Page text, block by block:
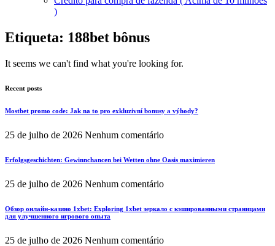
)
Etiqueta: 188bet bônus
It seems we can't find what you're looking for.
Recent posts
Mostbet promo code: Jak na to pro exkluzivní bonusy a výhody?
25 de julho de 2026 Nenhum comentário
Erfolgsgeschichten: Gewinnchancen bei Wetten ohne Oasis maximieren
25 de julho de 2026 Nenhum comentário
Обзор онлайн-казино 1xbet: Exploring 1xbet зеркало с кэшированными страницами
для улучшенного игрового опыта
25 de julho de 2026 Nenhum comentário